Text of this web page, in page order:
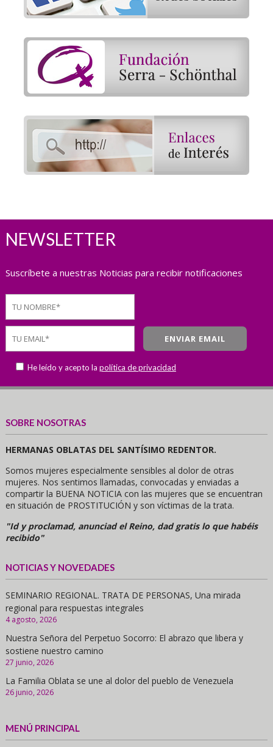
NEWSLETTER
Suscríbete a nuestras Noticias para recibir notificaciones
He leído y acepto la política de privacidad
SOBRE NOSOTRAS
HERMANAS OBLATAS DEL SANTÍSIMO REDENTOR.
Somos mujeres especialmente sensibles al dolor de otras
mujeres. Nos sentimos llamadas, convocadas y enviadas a
compartir la BUENA NOTICIA con las mujeres que se encuentran
en situación de PROSTITUCIÓN y son víctimas de la trata.
"Id y proclamad, anunciad el Reino, dad gratis lo que habéis
recibido"
NOTICIAS Y NOVEDADES
SEMINARIO REGIONAL. TRATA DE PERSONAS, Una mirada
regional para respuestas integrales
4 agosto, 2026
Nuestra Señora del Perpetuo Socorro: El abrazo que libera y
sostiene nuestro camino
27 junio, 2026
La Familia Oblata se une al dolor del pueblo de Venezuela
26 junio, 2026
MENÚ PRINCIPAL